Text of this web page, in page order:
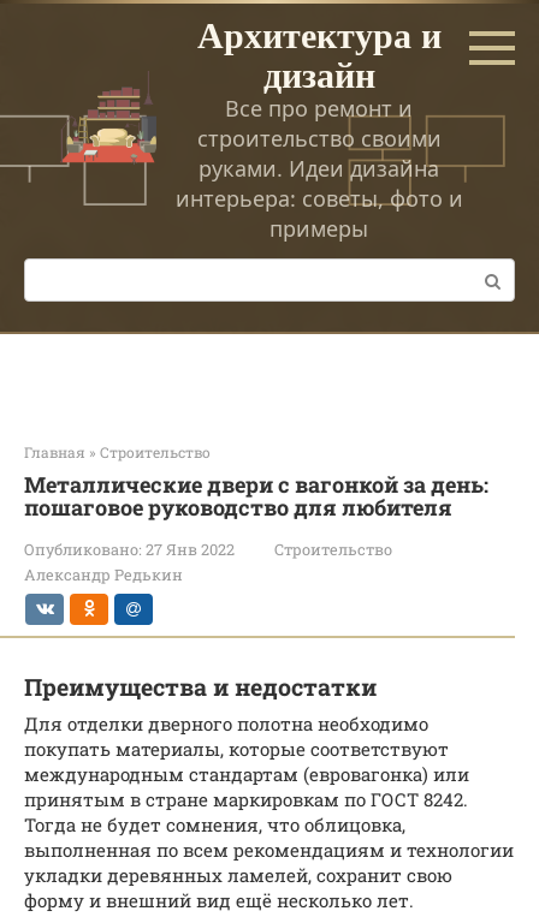
Перейти
Архитектура и
дизайн
Все про ремонт и
строительство своими
руками. Идеи дизайна
интерьера: советы, фото и
примеры
Поиск:
Главная » Строительство
Металлические двери с вагонкой за день:
пошаговое руководство для любителя
Опубликовано: 27 Янв 2022
Строительство
Александр Редькин
Преимущества и недостатки
Для отделки дверного полотна необходимо
покупать материалы, которые соответствуют
международным стандартам (евровагонка) или
принятым в стране маркировкам по ГОСТ 8242.
Тогда не будет сомнения, что облицовка,
выполненная по всем рекомендациям и технологии
укладки деревянных ламелей, сохранит свою
форму и внешний вид ещё несколько лет.